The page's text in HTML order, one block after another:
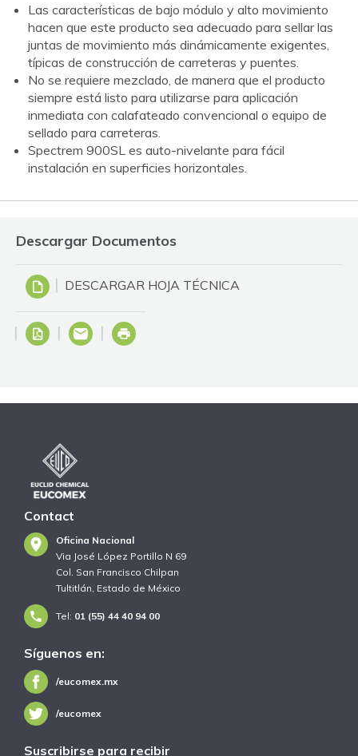
Las características de bajo módulo y alto movimiento
hacen que este producto sea adecuado para sellar las
juntas de movimiento más dinámicamente exigentes,
típicas de construcción de carreteras y puentes.
No se requiere mezclado, de manera que el producto
siempre está listo para utilizarse para aplicación
inmediata con calafateado convencional o equipo de
sellado para carreteras.
Spectrem 900SL es auto-nivelante para fácil
instalación en superficies horizontales.
Descargar Documentos
DESCARGAR HOJA TÉCNICA
Contact
Oficina Nacional
Via José López Portillo N 69
Col. San Francisco Chilpan
Tultitlán, Estado de México
Tel: 01 (55) 44 40 94 00
Síguenos en:
/eucomex.mx
/eucomex
Suscribirse para recibir